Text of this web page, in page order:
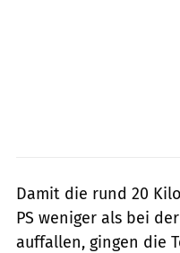
Damit die rund 20
PS weniger als bei
auffallen, gingen die